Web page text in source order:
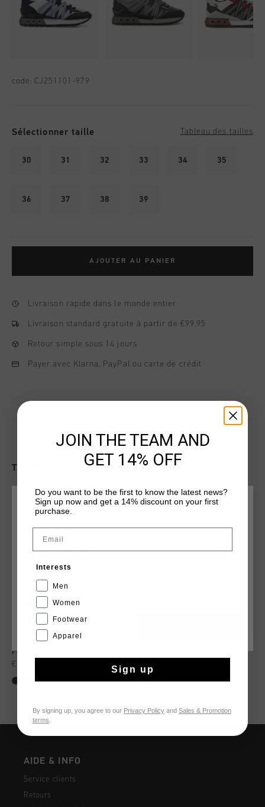
code: CJ251101-979
Sélectionner taille Tableau des tailles
30 31 32 33 34 35
36 37 38 39
AJOUTER AU PANIER
Livraison rapide dans le monde entier
Livraison standard gratuite à partir de €99,95
Retour simple sous 14 jours
Payer avec Klarna, PayPal ou carte de crédit
TU POURRAIS AIMER
Fearia Futura
€ 99,95
AIDE & INFO
Service clients
Retours
CHOISISSEZ VOTRE EMPLACEMENT ET VOTRE
France
JOIN THE TEAM AND
GET 14% OFF
Do you want to be the first to know the latest news?
Sign up now and get a 14% discount on your first
purchase.
Interests
Men
Women
Footwear
Apparel
Sign up
By signing up, you agree to our Privacy Policy and Sales & Promotion
terms